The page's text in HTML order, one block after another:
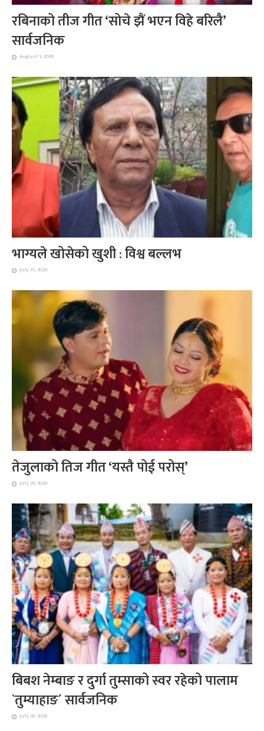
रबिनाको तीज गीत ‘सोचे झैं भएन विहे बरिलै’
सार्वजनिक
August 1, 2026
भाग्यले खोसेको खुशी : विश्व बल्लभ
July 31, 2026
तेजुलाको तिज गीत ‘यस्तै पोई परोस्’
July 29, 2026
बिबश नेम्बाङ र दुर्गा तुम्साको स्वर रहेको पालाम
`तुम्याहाङ´ सार्वजनिक
July 28, 2026